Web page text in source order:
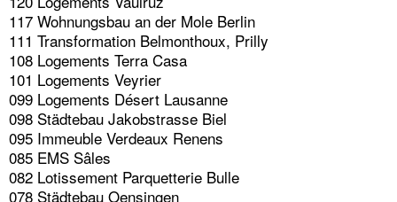
117 Wohnungsbau an der Mole Berlin
111 Transformation Belmonthoux, Prilly
108 Logements Terra Casa
101 Logements Veyrier
099 Logements Désert Lausanne
098 Städtebau Jakobstrasse Biel
095 Immeuble Verdeaux Renens
085 EMS Sâles
082 Lotissement Parquetterie Bulle
078 Städtebau Oensingen